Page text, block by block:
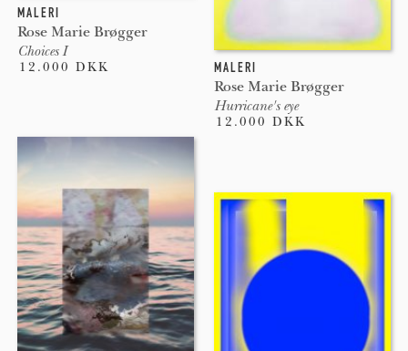
MALERI
Rose Marie Brøgger
Hurricane's eye
12.000 DKK
MALERI
Rose Marie Brøgger
Choices I
12.000 DKK